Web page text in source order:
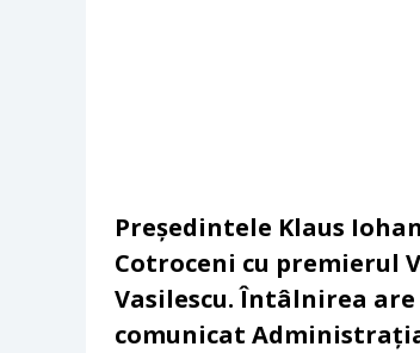
Președintele Klaus
Cotroceni cu premierul
Vasilescu. Întâlnirea
comunicat